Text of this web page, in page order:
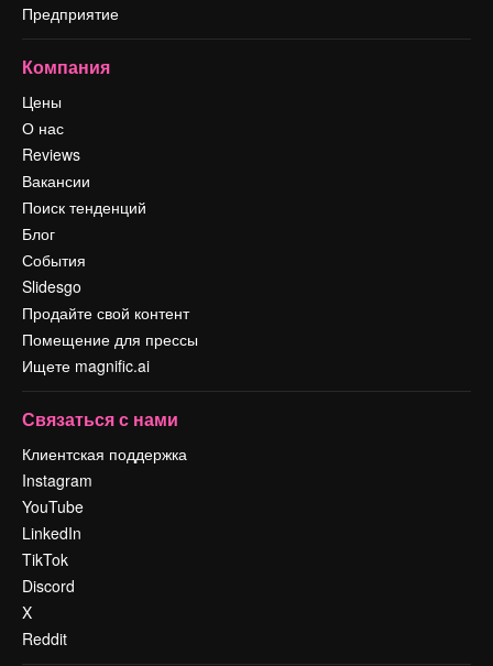
Предприятие
Компания
Цены
О нас
Reviews
Вакансии
Поиск тенденций
Блог
События
Slidesgo
Продайте свой контент
Помещение для прессы
Ищете magnific.ai
Связаться с нами
Клиентская поддержка
Instagram
YouTube
LinkedIn
TikTok
Discord
X
Reddit